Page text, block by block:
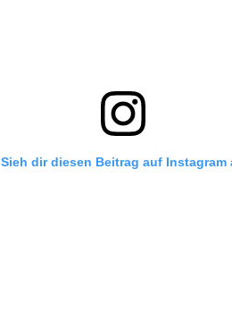
Sieh dir diesen Beitrag auf Instagram